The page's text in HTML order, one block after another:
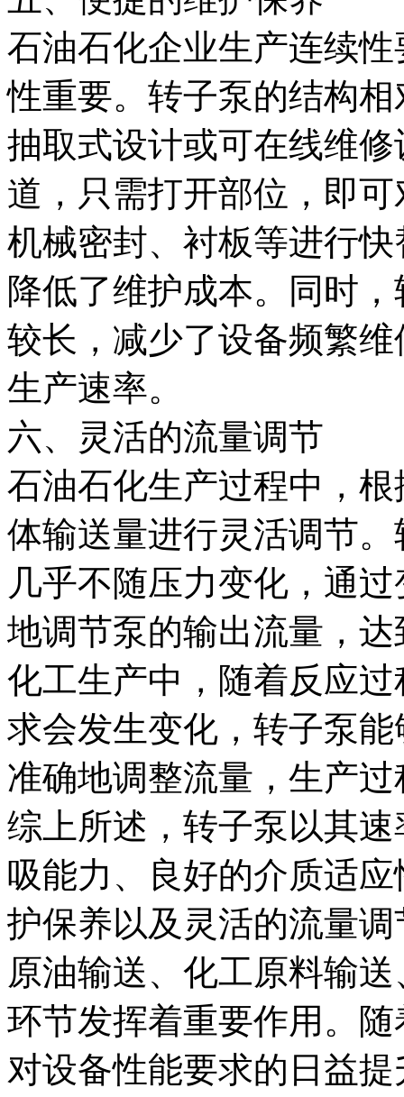
石油石化企业生产连续
性重要。转子泵的结构
抽取式设计或可在线维
道，只需打开部位，即
机械密封、衬板等进行
降低了维护成本。同时
较长，减少了设备频繁
生产速率。
六、灵活的流量调节
石油石化生产过程中，
体输送量进行灵活调节
几乎不随压力变化，通
地调节泵的输出流量，
化工生产中，随着反应
求会发生变化，转子泵
准确地调整流量，生产
综上所述，转子泵以其
吸能力、良好的介质适
护保养以及灵活的流量
原油输送、化工原料输
环节发挥着重要作用。
对设备性能要求的日益